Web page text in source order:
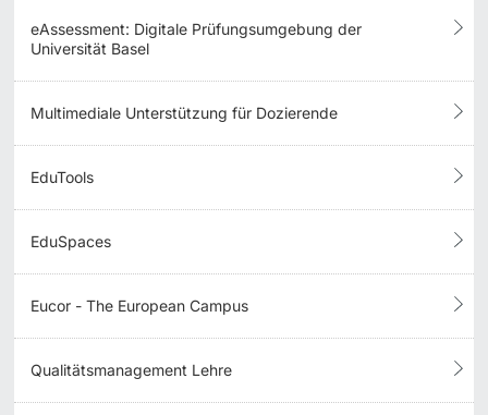
eAssessment: Digitale Prüfungsumgebung der
Universität Basel
Multimediale Unterstützung für Dozierende
EduTools
EduSpaces
Eucor - The European Campus
Qualitätsmanagement Lehre